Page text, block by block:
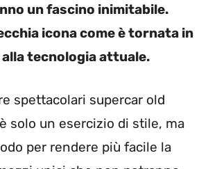
un fascino inimitabile.
icona come è tornata in
tecnologia attuale.
spettacolari supercar old
solo un esercizio di stile, ma
per rendere più facile la